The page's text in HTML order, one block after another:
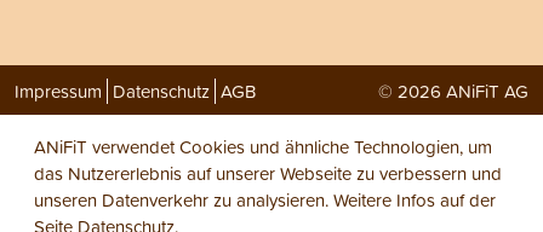
Impressum Datenschutz AGB © 2026 ANiFiT AG
ANiFiT verwendet Cookies und ähnliche Technologien, um
das Nutzererlebnis auf unserer Webseite zu verbessern und
unseren Datenverkehr zu analysieren. Weitere Infos auf der
Seite Datenschutz.